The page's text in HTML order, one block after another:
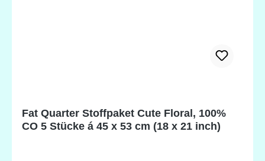
Fat Quarter Stoffpaket Cute Floral, 100%
CO 5 Stücke á 45 x 53 cm (18 x 21 inch)